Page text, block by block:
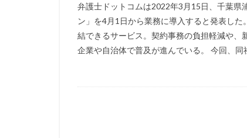
弁護士ドットコムは2022年3月15日、千葉県
ン」を4月1日から業務に導入すると発表し
結できるサービス。契約事務の負担軽減や、
企業や自治体で普及が進んでいる。 今回、